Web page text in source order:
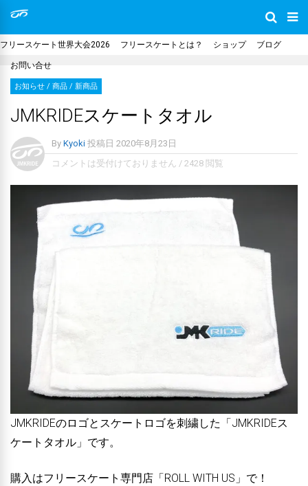
フリースケート世界大会2026 フリースケートとは？ ショップ ブログ
お問い合せ
お知らせ / 商品 / 新商品
JMKRIDEスケートタオル
By Kyoki 投稿日 2020年8月23日
コメントは受付けておりません / 2428 閲覧
JMKRIDEのロゴとスケートロゴを刺繍した「JMKRIDEス
ケートタオル」です。
購入はフリースケート専門店「ROLL WITH US」で！